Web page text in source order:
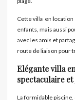
Cette villa en location
enfants, mais aussi
avec les amis et
route de liaison pour
Elégante villa
spectaculaire
La formidable